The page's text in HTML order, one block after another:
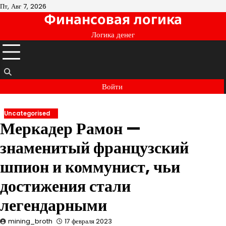
Перейти
Пт, Авг 7, 2026
Финансовая логика
Логика денег
Войти
Uncategorised
Меркадер Рамон —
знаменитый французский
шпион и коммунист, чьи
достижения стали
легендарными
mining_broth 17 февраля 2023